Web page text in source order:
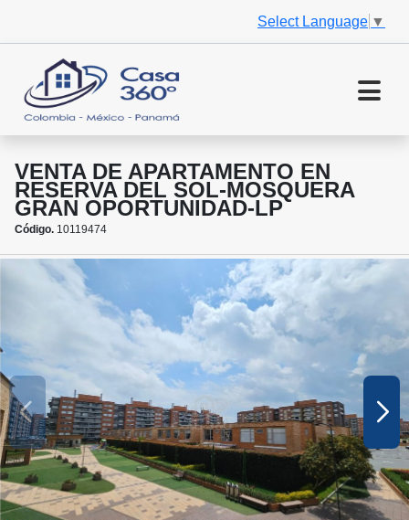
Select Language ▼
VENTA DE APARTAMENTO EN
RESERVA DEL SOL-MOSQUERA
GRAN OPORTUNIDAD-LP
Código. 10119474